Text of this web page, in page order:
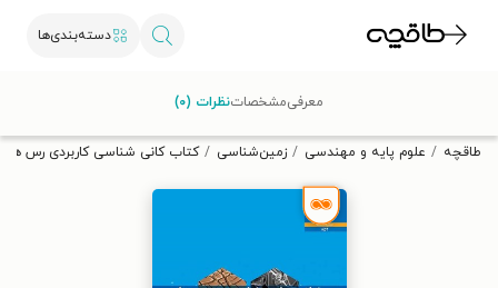
دسته‌بندی‌ها
تخفیف از طاقچه دریافت کن.
طاقچه علوم پایه و مهندسی زمین‌شناسی کتاب کانی شناسی کاربردی رس ها
معرفیمشخصاتنظرات (۰)